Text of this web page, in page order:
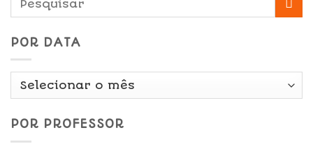
POR DATA
Por
POR PROFESSOR